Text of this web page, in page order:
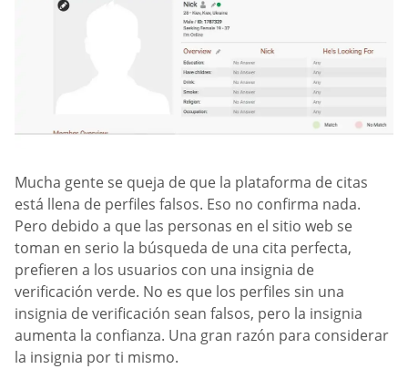
Mucha gente se queja de que la plataforma de citas
está llena de perfiles falsos. Eso no confirma nada.
Pero debido a que las personas en el sitio web se
toman en serio la búsqueda de una cita perfecta,
prefieren a los usuarios con una insignia de
verificación verde. No es que los perfiles sin una
insignia de verificación sean falsos, pero la insignia
aumenta la confianza. Una gran razón para considerar
la insignia por ti mismo.